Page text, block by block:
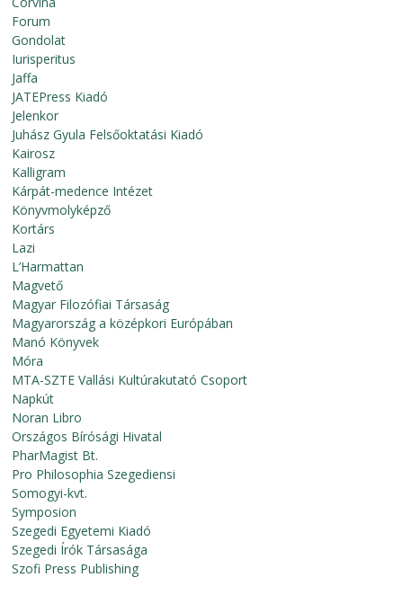
Forum
Gondolat
Iurisperitus
Jaffa
JATEPress Kiadó
Jelenkor
Juhász Gyula Felsőoktatási Kiadó
Kairosz
Kalligram
Kárpát-medence Intézet
Könyvmolyképző
Kortárs
Lazi
L’Harmattan
Magvető
Magyar Filozófiai Társaság
Magyarország a középkori Európában
Manó Könyvek
Móra
MTA-SZTE Vallási Kultúrakutató Csoport
Napkút
Noran Libro
Országos Bírósági Hivatal
PharMagist Bt.
Pro Philosophia Szegediensi
Somogyi-kvt.
Symposion
Szegedi Egyetemi Kiadó
Szegedi Írók Társasága
Szofi Press Publishing